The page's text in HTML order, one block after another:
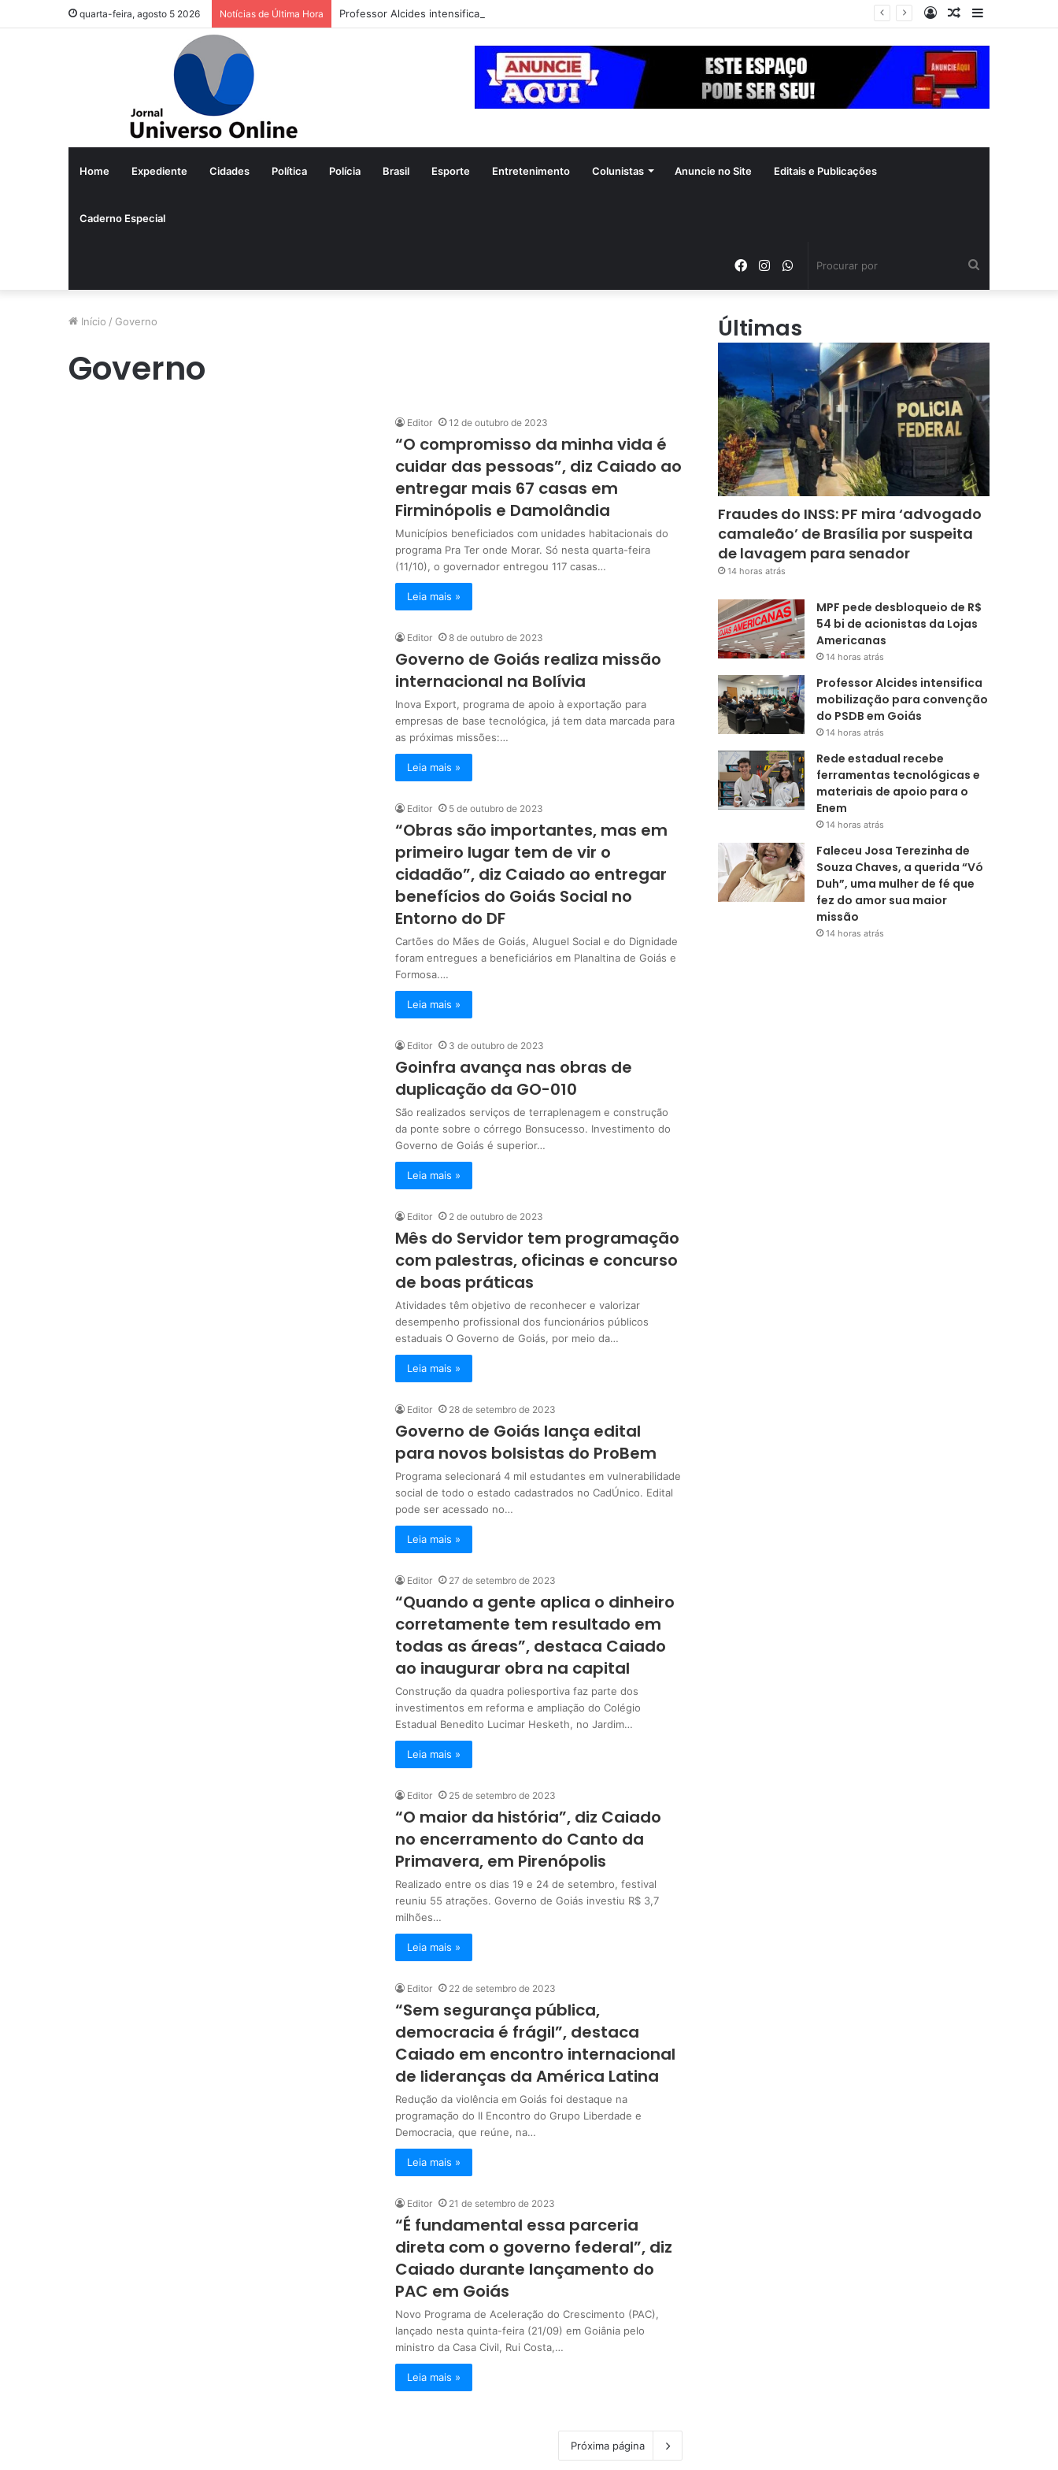
quarta-feira, agosto 5 2026 Notícias de Última Hora Professor Alcides intensifica mobilização para convenção do PSDB em Goiás
Barra
Artigo
Entrar
Home Expediente Cidades Política Polícia Brasil Esporte Entretenimento Colunistas Anuncie no Site Editais e Publicações
Caderno Especial
WhatsApp
Instagram
Facebook
Início / Governo
Governo
Editor 12 de outubro de 2023
“O compromisso da minha vida é
cuidar das pessoas”, diz Caiado ao
entregar mais 67 casas em
Firminópolis e Damolândia
Municípios beneficiados com unidades habitacionais do
programa Pra Ter onde Morar. Só nesta quarta-feira
(11/10), o governador entregou 117 casas…
Leia mais »
Editor 8 de outubro de 2023
Governo de Goiás realiza missão
internacional na Bolívia
Inova Export, programa de apoio à exportação para
empresas de base tecnológica, já tem data marcada para
as próximas missões:…
Leia mais »
Editor 5 de outubro de 2023
“Obras são importantes, mas em
primeiro lugar tem de vir o
cidadão”, diz Caiado ao entregar
benefícios do Goiás Social no
Entorno do DF
Cartões do Mães de Goiás, Aluguel Social e do Dignidade
foram entregues a beneficiários em Planaltina de Goiás e
Formosa.…
Leia mais »
Editor 3 de outubro de 2023
Goinfra avança nas obras de
duplicação da GO-010
São realizados serviços de terraplenagem e construção
da ponte sobre o córrego Bonsucesso. Investimento do
Governo de Goiás é superior…
Leia mais »
Editor 2 de outubro de 2023
Mês do Servidor tem programação
com palestras, oficinas e concurso
de boas práticas
Atividades têm objetivo de reconhecer e valorizar
desempenho profissional dos funcionários públicos
estaduais O Governo de Goiás, por meio da…
Leia mais »
Editor 28 de setembro de 2023
Governo de Goiás lança edital
para novos bolsistas do ProBem
Programa selecionará 4 mil estudantes em vulnerabilidade
social de todo o estado cadastrados no CadÚnico. Edital
pode ser acessado no…
Leia mais »
Editor 27 de setembro de 2023
“Quando a gente aplica o dinheiro
corretamente tem resultado em
todas as áreas”, destaca Caiado
ao inaugurar obra na capital
Construção da quadra poliesportiva faz parte dos
investimentos em reforma e ampliação do Colégio
Estadual Benedito Lucimar Hesketh, no Jardim…
Leia mais »
Editor 25 de setembro de 2023
“O maior da história”, diz Caiado
no encerramento do Canto da
Primavera, em Pirenópolis
Realizado entre os dias 19 e 24 de setembro, festival
reuniu 55 atrações. Governo de Goiás investiu R$ 3,7
milhões…
Leia mais »
Editor 22 de setembro de 2023
“Sem segurança pública,
democracia é frágil”, destaca
Caiado em encontro internacional
de lideranças da América Latina
Redução da violência em Goiás foi destaque na
programação do II Encontro do Grupo Liberdade e
Democracia, que reúne, na…
Leia mais »
Editor 21 de setembro de 2023
“É fundamental essa parceria
direta com o governo federal”, diz
Caiado durante lançamento do
PAC em Goiás
Novo Programa de Aceleração do Crescimento (PAC),
lançado nesta quinta-feira (21/09) em Goiânia pelo
ministro da Casa Civil, Rui Costa,…
Leia mais »
Próxima página
Últimas
Fraudes do INSS: PF mira ‘advogado
camaleão’ de Brasília por suspeita
de lavagem para senador
14 horas atrás
MPF pede desbloqueio de R$
54 bi de acionistas da Lojas
Americanas
14 horas atrás
Professor Alcides intensifica
mobilização para convenção
do PSDB em Goiás
14 horas atrás
Rede estadual recebe
ferramentas tecnológicas e
materiais de apoio para o
Enem
14 horas atrás
Faleceu Josa Terezinha de
Souza Chaves, a querida “Vó
Duh”, uma mulher de fé que
fez do amor sua maior
missão
14 horas atrás